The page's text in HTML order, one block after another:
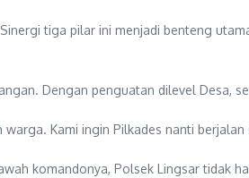
tiga pilar ini menjadi benteng
Dengan penguatan dilevel Desa,
Kami ingin Pilkades nanti
komandonya, Polsek Lingsar tidak